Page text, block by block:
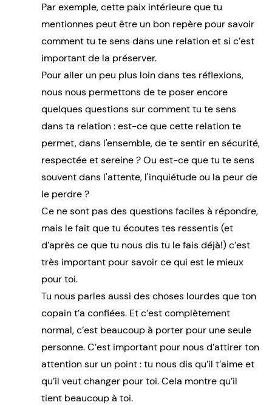
Par exemple, cette paix intérieure que tu
mentionnes peut être un bon repère pour savoir
comment tu te sens dans une relation et si c’est
important de la préserver.
Pour aller un peu plus loin dans tes réflexions,
nous nous permettons de te poser encore
quelques questions sur comment tu te sens
dans ta relation : est-ce que cette relation te
permet, dans l'ensemble, de te sentir en sécurité,
respectée et sereine ? Ou est-ce que tu te sens
souvent dans l'attente, l'inquiétude ou la peur de
le perdre ?
Ce ne sont pas des questions faciles à répondre,
mais le fait que tu écoutes tes ressentis (et
d’après ce que tu nous dis tu le fais déjà!) c’est
très important pour savoir ce qui est le mieux
pour toi.
Tu nous parles aussi des choses lourdes que ton
copain t’a confiées. Et c’est complètement
normal, c’est beaucoup à porter pour une seule
personne. C’est important pour nous d’attirer ton
attention sur un point : tu nous dis qu’il t’aime et
qu’il veut changer pour toi. Cela montre qu’il
tient beaucoup à toi.